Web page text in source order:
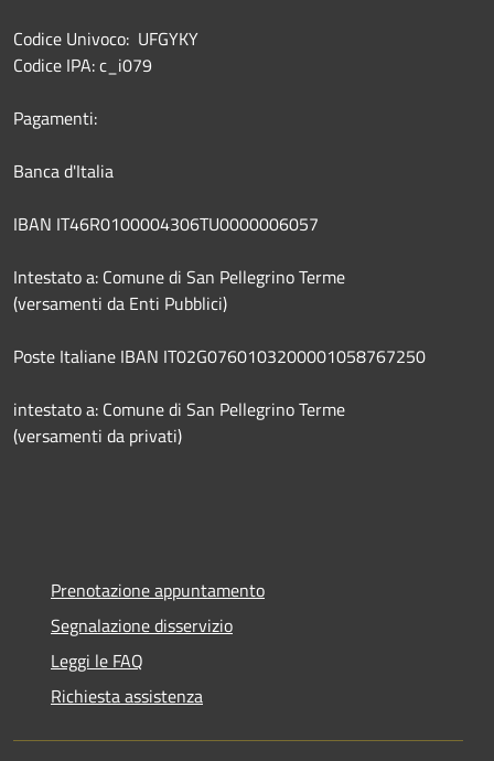
Codice Univoco: UFGYKY
Codice IPA: c_i079
Pagamenti:
Banca d'Italia
IBAN IT46R0100004306TU0000006057
Intestato a: Comune di San Pellegrino Terme
(versamenti da Enti Pubblici)
Poste Italiane IBAN IT02G0760103200001058767250
intestato a: Comune di San Pellegrino Terme
(versamenti da privati)
Prenotazione appuntamento
Segnalazione disservizio
Leggi le FAQ
Richiesta assistenza